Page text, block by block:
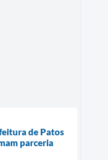
de Patos
parceria